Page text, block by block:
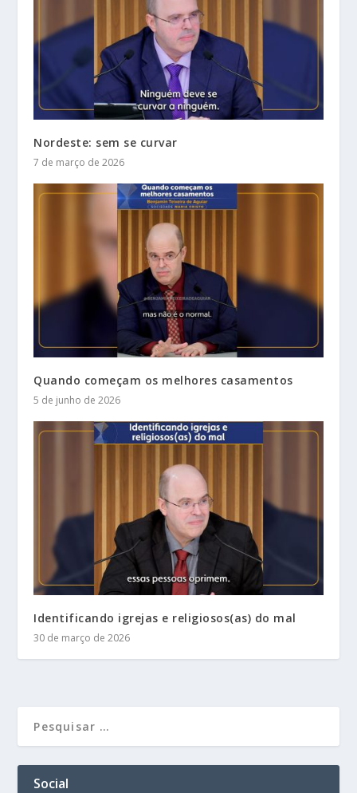
Nordeste: sem se curvar
7 de março de 2026
Quando começam os melhores casamentos
5 de junho de 2026
Identificando igrejas e religiosos(as) do mal
30 de março de 2026
Social